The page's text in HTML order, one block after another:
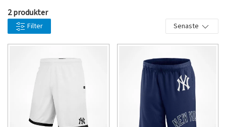
2 produkter
Filter Senaste